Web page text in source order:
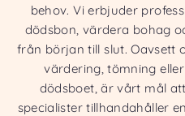
behov. Vi erbjuder
dödsbon, värdera bohag
från början till slut. Oavsett
värdering, tömning
dödsboet, är vårt mål
specialister tillhandahåller